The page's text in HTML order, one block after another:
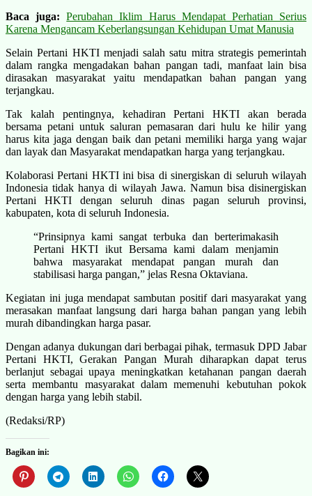
Baca juga:
Perubahan Iklim Harus Mendapat Perhatian Serius
Karena Mengancam Keberlangsungan Kehidupan Umat Manusia
Selain Pertani HKTI menjadi salah satu mitra strategis pemerintah
dalam rangka mengadakan bahan pangan tadi, manfaat lain bisa
dirasakan masyarakat yaitu mendapatkan bahan pangan yang
terjangkau.
Tak kalah pentingnya, kehadiran Pertani HKTI akan berada
bersama petani untuk saluran pemasaran dari hulu ke hilir yang
harus kita jaga dengan baik dan petani memiliki harga yang wajar
dan layak dan Masyarakat mendapatkan harga yang terjangkau.
Kolaborasi Pertani HKTI ini bisa di sinergiskan di seluruh wilayah
Indonesia tidak hanya di wilayah Jawa. Namun bisa disinergiskan
Pertani HKTI dengan seluruh dinas pagan seluruh provinsi,
kabupaten, kota di seluruh Indonesia.
“Prinsipnya kami sangat terbuka dan berterimakasih
Pertani HKTI ikut Bersama kami dalam menjamin
bahwa masyarakat mendapat pangan murah dan
stabilisasi harga pangan,” jelas Resna Oktaviana.
Kegiatan ini juga mendapat sambutan positif dari masyarakat yang
merasakan manfaat langsung dari harga bahan pangan yang lebih
murah dibandingkan harga pasar.
Dengan adanya dukungan dari berbagai pihak, termasuk DPD Jabar
Pertani HKTI, Gerakan Pangan Murah diharapkan dapat terus
berlanjut sebagai upaya meningkatkan ketahanan pangan daerah
serta membantu masyarakat dalam memenuhi kebutuhan pokok
dengan harga yang lebih stabil.
(Redaksi/RP)
Bagikan ini: